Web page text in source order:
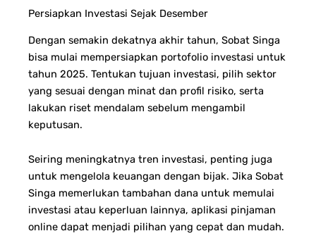
Persiapkan Investasi Sejak Desember
Dengan semakin dekatnya akhir tahun, Sobat Singa
bisa mulai mempersiapkan portofolio investasi untuk
tahun 2025. Tentukan tujuan investasi, pilih sektor
yang sesuai dengan minat dan profil risiko, serta
lakukan riset mendalam sebelum mengambil
keputusan.
Seiring meningkatnya tren investasi, penting juga
untuk mengelola keuangan dengan bijak. Jika Sobat
Singa memerlukan tambahan dana untuk memulai
investasi atau keperluan lainnya, aplikasi pinjaman
online dapat menjadi pilihan yang cepat dan mudah.